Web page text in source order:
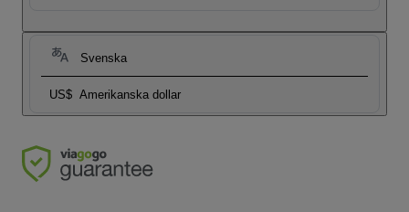
Svenska
US$ Amerikanska dollar